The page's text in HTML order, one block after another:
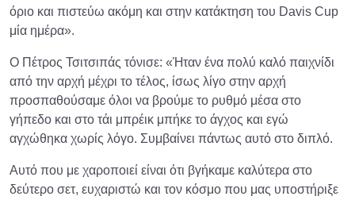
όριο και πιστεύω ακόμη και στην κατάκτηση του Davis Cup
μία ημέρα».
Ο Πέτρος Τσιτσιπάς τόνισε: «Ήταν ένα πολύ καλό παιχνίδι
από την αρχή μέχρι το τέλος, ίσως λίγο στην αρχή
προσπαθούσαμε όλοι να βρούμε το ρυθμό μέσα στο
γήπεδο και στο τάι μπρέικ μπήκε το άγχος και εγώ
αγχώθηκα χωρίς λόγο. Συμβαίνει πάντως αυτό στο διπλό.
Αυτό που με χαροποιεί είναι ότι βγήκαμε καλύτερα στο
δεύτερο σετ, ευχαριστώ και τον κόσμο που μας υποστήριξε